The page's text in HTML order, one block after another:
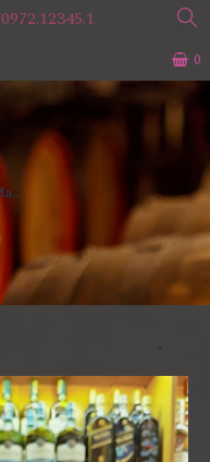
0
0972.12345.1
Rượu Martell VSOP Red Barrels 1000ml